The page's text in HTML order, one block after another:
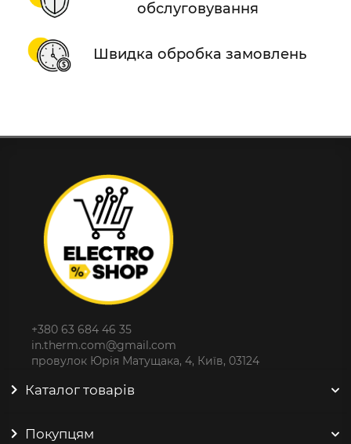
обслуговування
Швидка обробка замовлень
+380 63 684 46 35
in.therm.com@gmail.com
провулок Юрія Матущака, 4, Київ, 03124
Каталог товарів
Покупцям